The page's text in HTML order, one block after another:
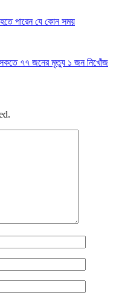
হতে পারেন যে কোন সময়
সৈকতে ৭৭ জনের মৃত্যু ১ জন নিখোঁজ